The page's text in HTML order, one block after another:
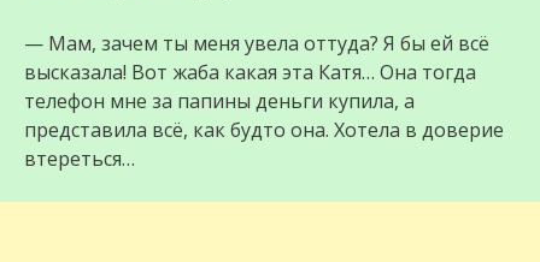
— Мам, зачем ты меня увела оттуда? Я бы ей всё
высказала! Вот жаба какая эта Катя… Она тогда
телефон мне за папины деньги купила, а
представила всё, как будто она. Хотела в доверие
втереться…